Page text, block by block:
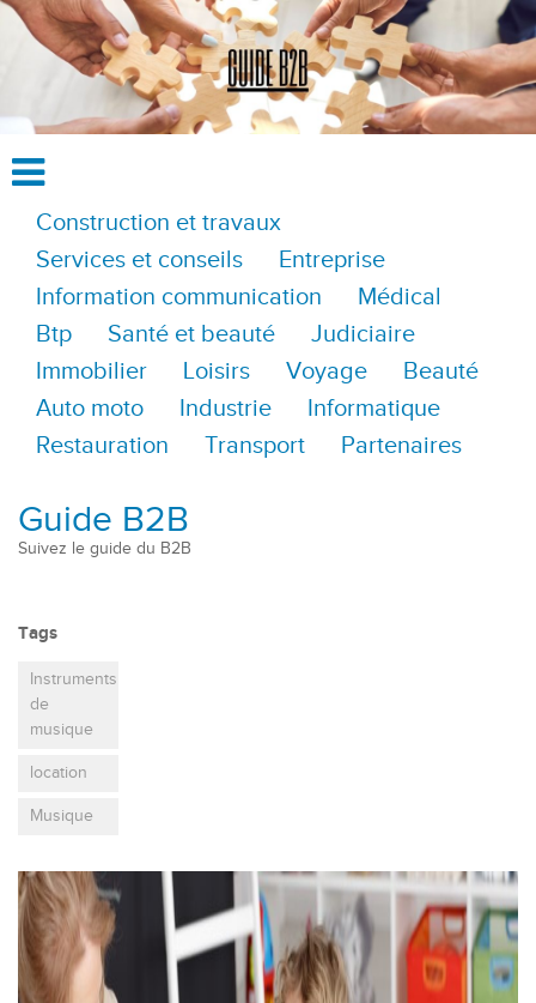
Construction et travaux
Services et conseils
Entreprise
Information communication
Médical
Btp
Santé et beauté
Judiciaire
Immobilier
Loisirs Voyage
Beauté
Auto moto
Industrie
Informatique
Restauration
Transport Partenaires
Guide B2B
Suivez le guide du B2B
Tags
Instruments
de
musique
location
Musique